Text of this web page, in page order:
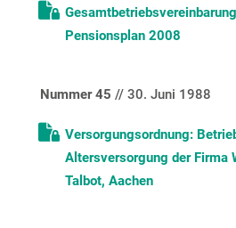
Pensionsplan 2008
Nummer 45 // 30. Juni 1988
Versorgungsordnung:
Altersversorgung der Firma
Talbot, Aachen